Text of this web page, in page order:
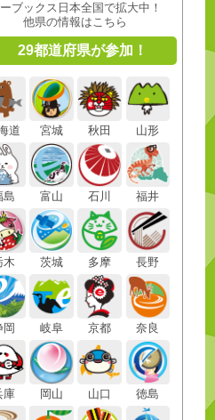
ブックス日本全国で拡大中！
他県の情報はこちら
29都道府県が参加！
道 宮城 秋田 山形
島 富山 石川 福井
木 茨城 多摩 長野
岡 岐阜 京都 奈良
庫 岡山 山口 徳島